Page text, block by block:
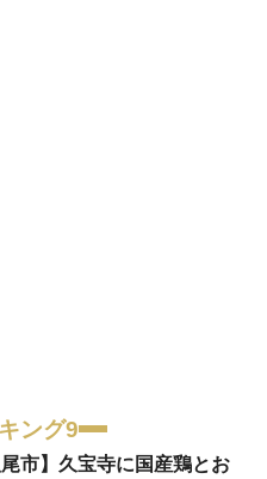
ング9
尾市】久宝寺に国産鶏とお